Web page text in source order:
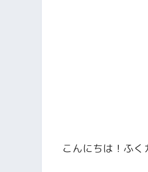
こんにちは！ふ